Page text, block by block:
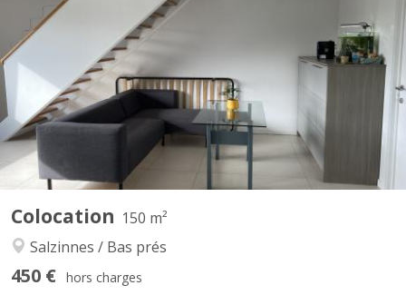
Colocation 150 m²
Salzinnes / Bas prés
450 € hors charges
Très grand duplex récent situé Rue juppin 25 à Salzinnes.
Colocation plutôt calme, sérieuse car le duplex se situe dans un
immeuble de standing. Deux chambres de disponibles pour
septembre 2026 dont une grande avec dressing privé. Il y a une
salle-de-douche, une salle-de-bain, deux wc, une...